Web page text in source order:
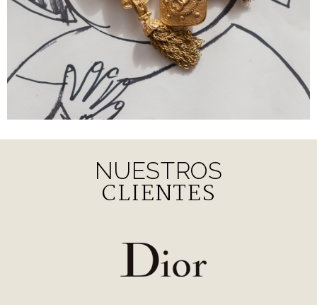
NUESTROS
CLIENTES